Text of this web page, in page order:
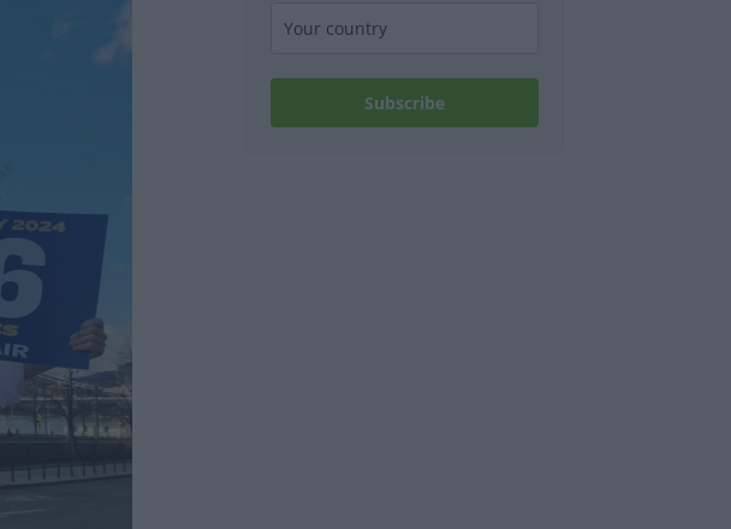
Subscribe